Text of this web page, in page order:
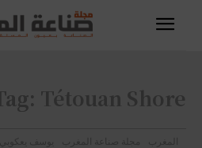
Tétouan Shore
المغرب مجلة صناعة المغرب يوسف يعكوبي